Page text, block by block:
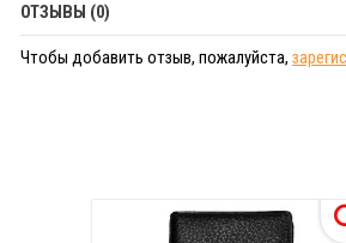
ОТЗЫВЫ (0)
Чтобы добавить отзыв, пожалуйста,